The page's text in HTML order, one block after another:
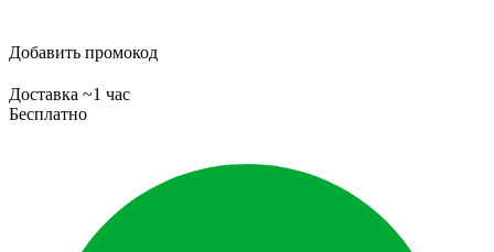
Добавить промокод
Доставка ~1 час
Бесплатно